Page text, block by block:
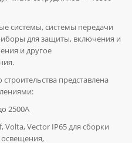
системы, системы передачи
для защиты, включения и
и другое
представлена
2500А
Volta, Vector IP65 для сборки